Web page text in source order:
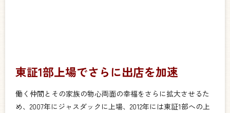
東証1部上場でさらに出店を加速
働く仲間とその家族の物心両面の幸福をさらに拡大させるた
め、2007年にジャスダックに上場、2012年には東証1部への上